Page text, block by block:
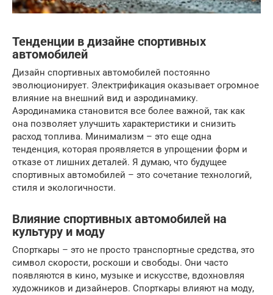
Тенденции в дизайне спортивных
автомобилей
Дизайн спортивных автомобилей постоянно
эволюционирует. Электрификация оказывает огромное
влияние на внешний вид и аэродинамику.
Аэродинамика становится все более важной, так как
она позволяет улучшить характеристики и снизить
расход топлива. Минимализм – это еще одна
тенденция, которая проявляется в упрощении форм и
отказе от лишних деталей. Я думаю, что будущее
спортивных автомобилей – это сочетание технологий,
стиля и экологичности.
Влияние спортивных автомобилей на
культуру и моду
Спорткары – это не просто транспортные средства, это
символ скорости, роскоши и свободы. Они часто
появляются в кино, музыке и искусстве, вдохновляя
художников и дизайнеров. Спорткары влияют на моду,